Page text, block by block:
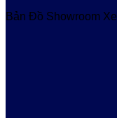
Bản Đồ Showroom Xe